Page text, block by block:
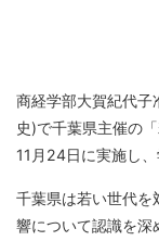
商経学部大賀紀代子
史)で千葉県主催の
11月24日に実施し、
千葉県は若い世代を
響について認識を深